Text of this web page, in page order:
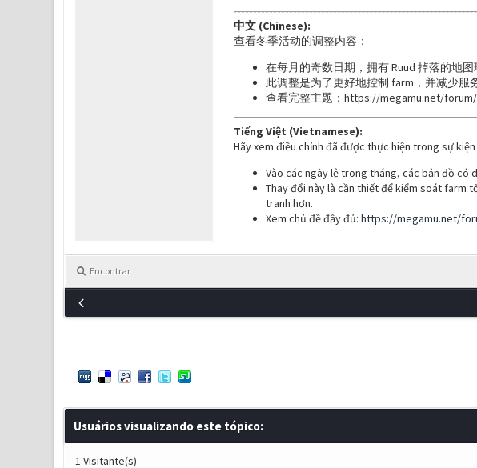
中文 (Chinese):
查看冬季活动的调整内容：
在每月的奇数日期，拥有 Ruud 掉落的地
此调整是为了更好地控制 farm，并减少服
查看完整主题：https://megamu.net/
Tiếng Việt (Vietnamese):
Hãy xem điều chỉnh đã được thực hiện trong sự
Vào các ngày lẻ trong tháng, các bản đồ có
Thay đổi này là cần thiết để kiểm soát farm
tranh hơn.
Xem chủ đề đầy đủ: https://megamu.net/
Encontrar
Usuários visualizando este tópico:
1 Visitante(s)